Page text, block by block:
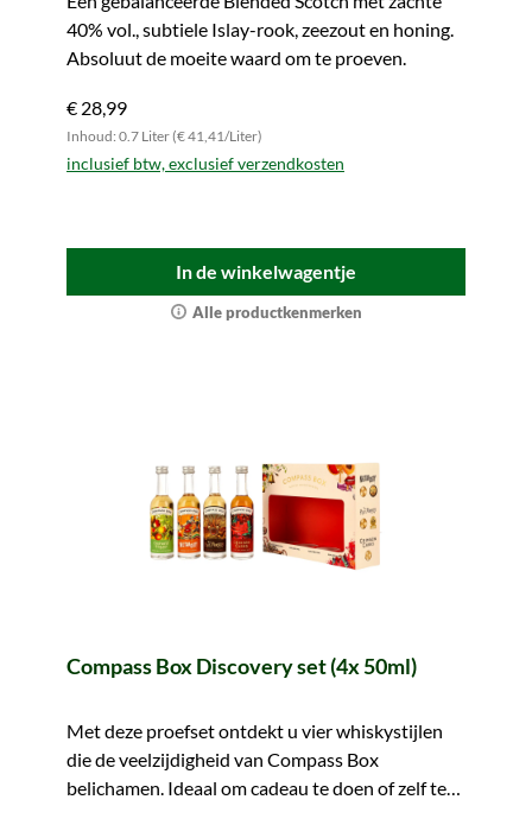
40% vol., subtiele Islay-rook, zeezout en honing.
Absoluut de moeite waard om te proeven.
€ 28,99
Inhoud: 0.7 Liter (€ 41,41/Liter)
inclusief btw, exclusief verzendkosten
In de winkelwagentje
Alle productkenmerken
Compass Box Discovery set (4x 50ml)
Met deze proefset ontdekt u vier whiskystijlen
die de veelzijdigheid van Compass Box
belichamen. Ideaal om cadeau te doen of zelf te